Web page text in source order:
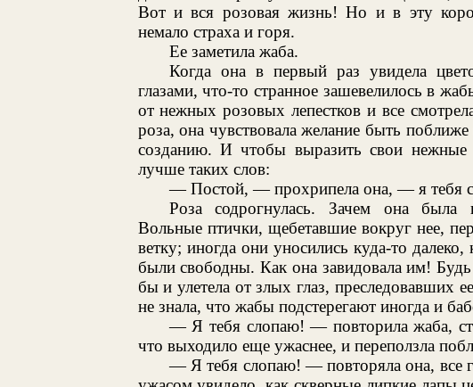
Вот и вся розовая жизнь! Но и в эту
немало страха и горя.
Ее заметила жаба.
Когда она в первый раз увидела
глазами, что-то странное зашевелилось в
от нежных розовых лепестков и все
роза, она чувствовала желание быть
созданию. И чтобы выразить свои нежные
лучше таких слов:
— Постой, — прохрипела она, — я тебя
Роза содрогнулась. Зачем она была
Вольные птички, щебетавшие вокруг нее,
ветку; иногда они уносились куда-то
были свободны. Как она завидовала им!
бы и улетела от злых глаз, преследовавших
не знала, что жабы подстерегают иногда и
— Я тебя слопаю! — повторила жаба,
что выходило еще ужаснее, и переползла
— Я тебя слопаю! — повторяла она, все